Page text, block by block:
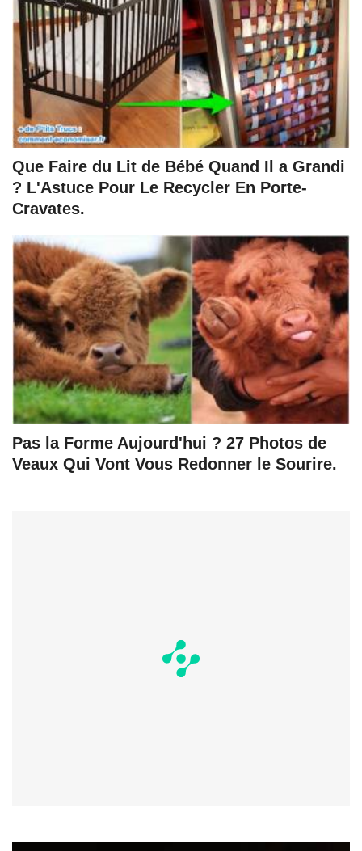
Que Faire du Lit de Bébé Quand Il a Grandi
? L'Astuce Pour Le Recycler En Porte-
Cravates.
Pas la Forme Aujourd'hui ? 27 Photos de
Veaux Qui Vont Vous Redonner le Sourire.